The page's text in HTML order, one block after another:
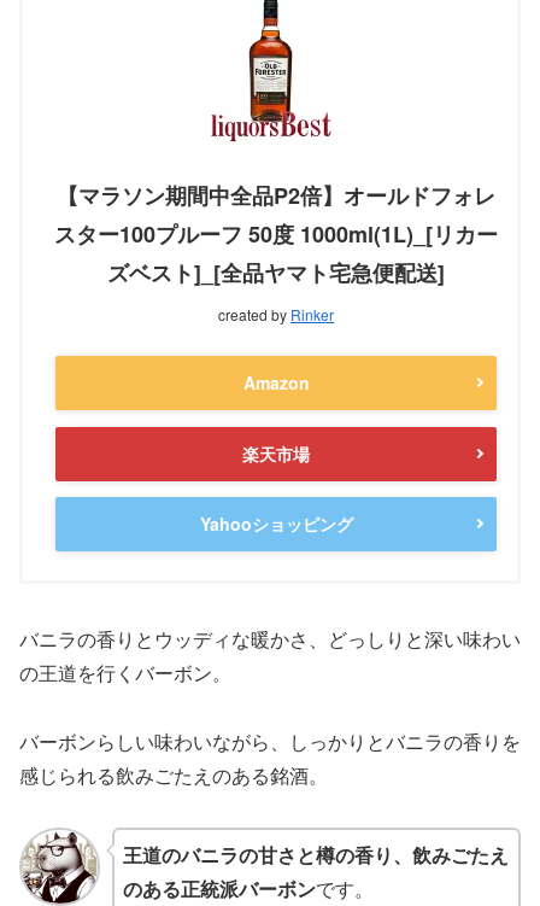
【マラソン期間中全品P2倍】オールドフォレ
スター100プルーフ 50度 1000ml(1L)_[リカー
ズベスト]_[全品ヤマト宅急便配送]
created by Rinker
Amazon
楽天市場
Yahooショッピング
バニラの香りとウッディな暖かさ、どっしりと深い味わい
の王道を行くバーボン。
バーボンらしい味わいながら、しっかりとバニラの香りを
感じられる飲みごたえのある銘酒。
王道のバニラの甘さと樽の香り、飲みごたえ
のある正統派バーボンです。